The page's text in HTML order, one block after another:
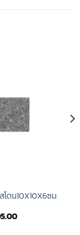
ตน10X10X6ซม.
Current